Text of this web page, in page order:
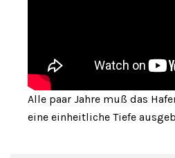
Alle paar Jahre muß das
eine einheitliche Tiefe